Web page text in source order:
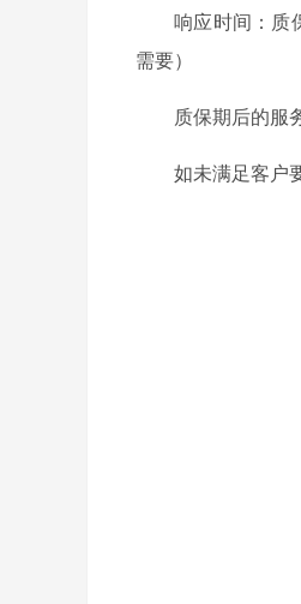
响应时间：质
需要）
质保期后的服
如未满足客户